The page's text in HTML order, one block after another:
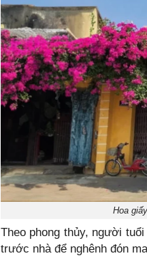
Hoa
Theo phong thủy, người
trước nhà để nghênh đón